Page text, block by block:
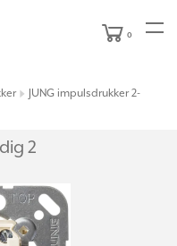
0
JUNG impulsdrukker 2-
2